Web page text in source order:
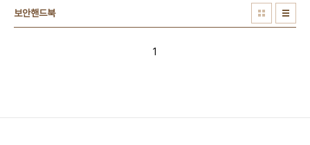
보안핸드북
1